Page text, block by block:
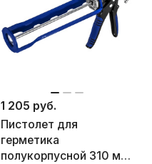
1 205 руб.
Пистолет для
герметика
полукорпусной 310 мл